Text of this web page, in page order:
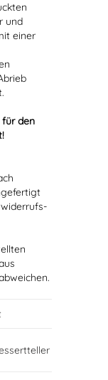
und
einer
für den